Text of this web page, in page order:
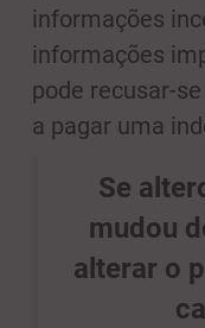
informações
informações
pode recusar-
a pagar uma
Se
mudou
alterar o